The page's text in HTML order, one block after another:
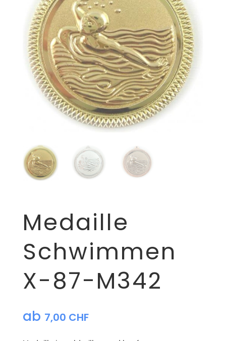
Medaille
Schwimmen
X-87-M342
ab 7,00 CHF